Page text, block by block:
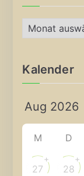
r
h
v
Kalender
M D
27
+
28
+